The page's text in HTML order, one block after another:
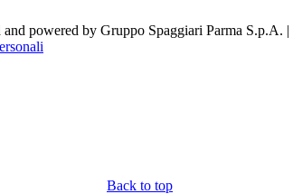
powered by Gruppo Spaggiari Parma
Back to top